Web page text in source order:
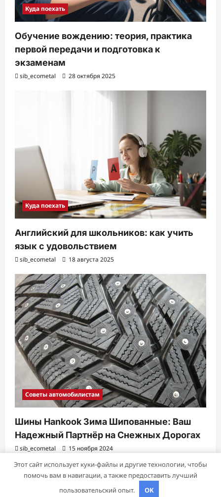
Куда поехать
Обучение вождению: теория, практика
первой передачи и подготовка к
экзаменам
sib_ecometal 28 октября 2025
Куда поехать
Английский для школьников: как учить
язык с удовольствием
sib_ecometal 18 августа 2025
Советы автомобилистам
Шины Hankook Зима Шипованные: Ваш
Надежный Партнёр на Снежных Дорогах
sib_ecometal 15 ноября 2024
Авторское право © 2026 Все права зарезервированы.
ReviewNewsот AF themes.
Этот сайт использует куки-файлы и другие технологии, чтобы
помочь вам в навигации, а также предоставить лучший
пользовательский опыт.
OK